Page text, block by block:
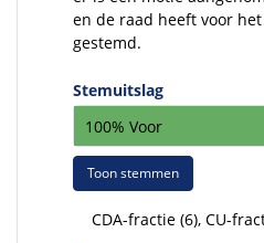
en de raad heeft voor
gestemd.
Stemuitslag
100% Voor
Toon stemmen
CDA-fractie (6), CU-